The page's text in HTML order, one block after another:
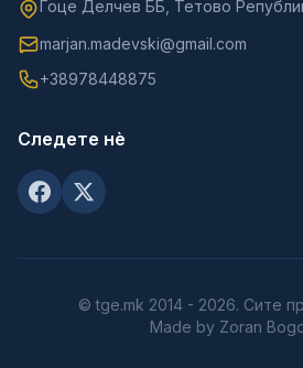
Гоце Делчев ББ, Тетово
marjan.madevski@gmail.com
+38978448875
Следете нè
© tge.mk 2014 - 2026. Сите
Made by Zoran